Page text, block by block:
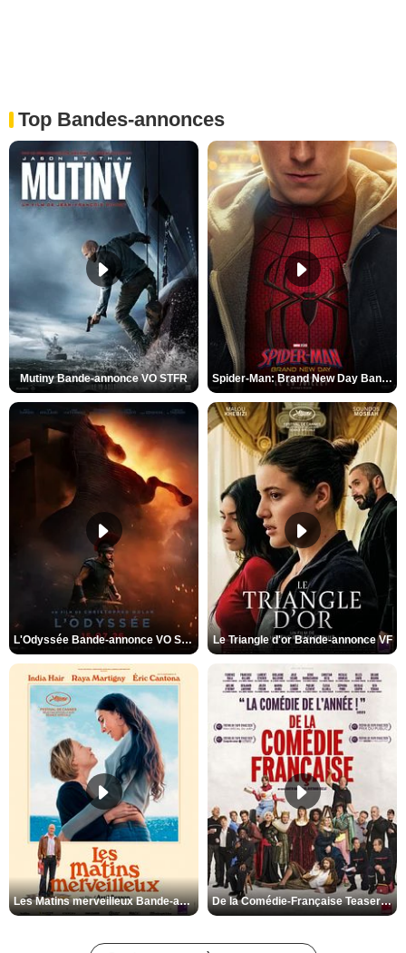
Top Bandes-annonces
Mutiny Bande-annonce VO STFR Spider-Man: Brand New Day Bande-annonce VO STFR
L'Odyssée Bande-annonce VO STFR Le Triangle d'or Bande-annonce VF
Les Matins merveilleux Bande-annonce VF De la Comédie-Française Teaser VF